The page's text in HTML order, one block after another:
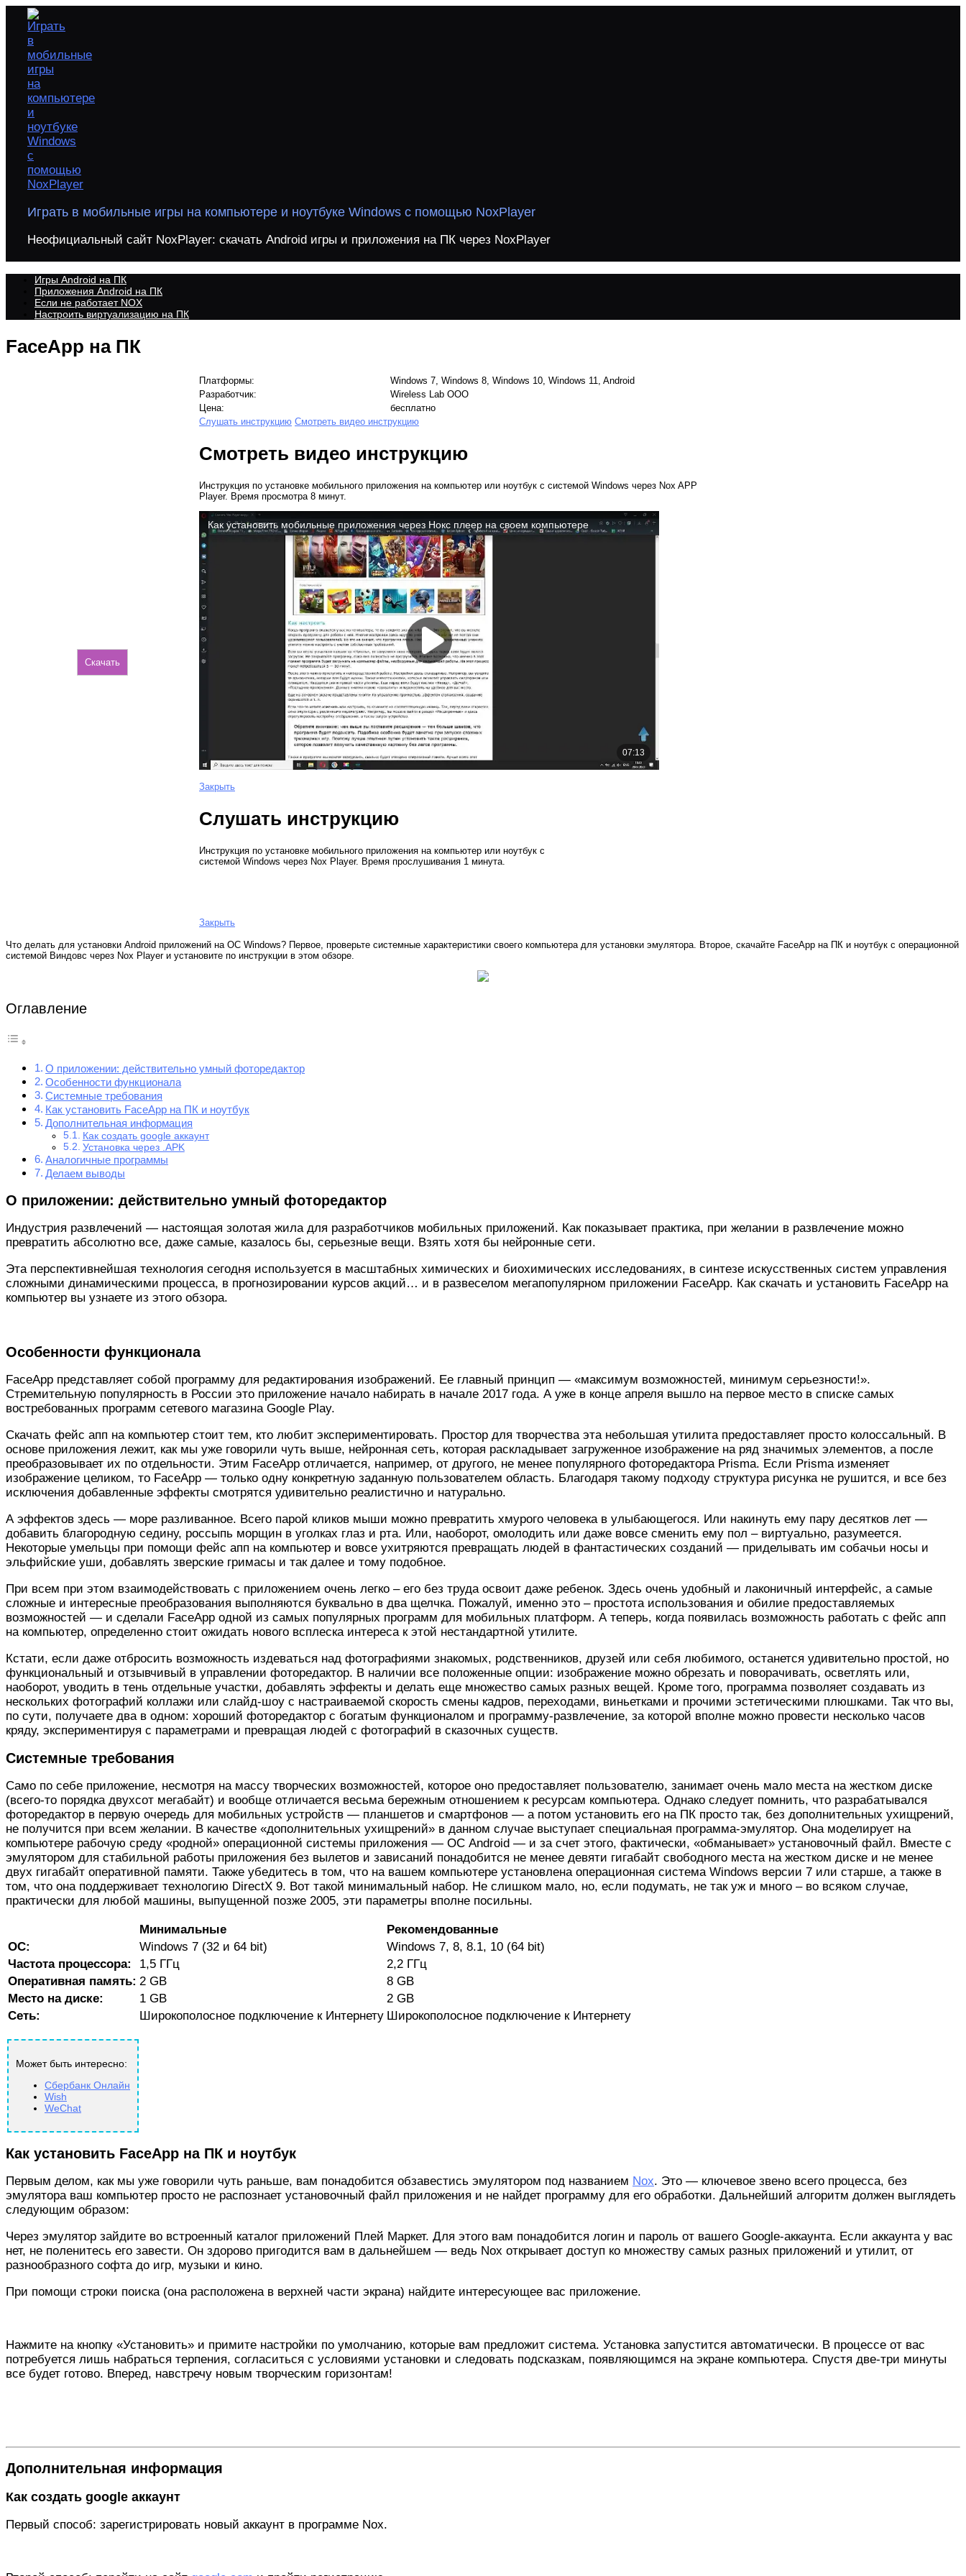
Перейти
содержимому
Играть в мобильные игры на компьютере и ноутбуке Windows с помощью NoxPlayer
Неофициальный сайт NoxPlayer: скачать Android игры и приложения на ПК через NoxPlayer
Игры Android на ПК
Приложения Android на ПК
Если не работает NOX
Настроить виртуализацию на ПК
FaceApp на ПК
Скачать
Платформы:
Windows 7, Windows 8, Windows 10, Windows 11, Android
Разработчик:
Wireless Lab OOO
Цена:
бесплатно
Слушать инструкцию Смотреть видео инструкцию
Смотреть видео инструкцию
Инструкция по установке мобильного приложения на компьютер или ноутбук с системой Windows через Nox APP
Player. Время просмотра 8 минут.
Закрыть
Слушать инструкцию
Инструкция по установке мобильного приложения на компьютер или ноутбук с
системой Windows через Nox Player. Время прослушивания 1 минута.
Закрыть
Что делать для установки Android приложений на ОС Windows? Первое, проверьте системные характеристики своего компьютера для установки эмулятора. Второе, скачайте FaceApp на ПК и ноутбук с операционной
системой Виндовс через Nox Player и установите по инструкции в этом обзоре.
Оглавление
О приложении: действительно умный фоторедактор
Особенности функционала
Системные требования
Как установить FaceApp на ПК и ноутбук
Дополнительная информация
Как создать google аккаунт
Установка через .APK
Аналогичные программы
Делаем выводы
О приложении: действительно умный фоторедактор
Индустрия развлечений — настоящая золотая жила для разработчиков мобильных приложений. Как показывает практика, при желании в развлечение можно
превратить абсолютно все, даже самые, казалось бы, серьезные вещи. Взять хотя бы нейронные сети.
Эта перспективнейшая технология сегодня используется в масштабных химических и биохимических исследованиях, в синтезе искусственных систем управления
сложными динамическими процесса, в прогнозировании курсов акций… и в развеселом мегапопулярном приложении FaceApp. Как скачать и установить FaceApp на
компьютер вы узнаете из этого обзора.
Особенности функционала
FaceApp представляет собой программу для редактирования изображений. Ее главный принцип — «максимум возможностей, минимум серьезности!».
Стремительную популярность в России это приложение начало набирать в начале 2017 года. А уже в конце апреля вышло на первое место в списке самых
востребованных программ сетевого магазина Google Play.
Скачать фейс апп на компьютер стоит тем, кто любит экспериментировать. Простор для творчества эта небольшая утилита предоставляет просто колоссальный. В
основе приложения лежит, как мы уже говорили чуть выше, нейронная сеть, которая раскладывает загруженное изображение на ряд значимых элементов, а после
преобразовывает их по отдельности. Этим FaceApp отличается, например, от другого, не менее популярного фоторедактора Prisma. Если Prisma изменяет
изображение целиком, то FaceApp — только одну конкретную заданную пользователем область. Благодаря такому подходу структура рисунка не рушится, и все без
исключения добавленные эффекты смотрятся удивительно реалистично и натурально.
А эффектов здесь — море разливанное. Всего парой кликов мыши можно превратить хмурого человека в улыбающегося. Или накинуть ему пару десятков лет —
добавить благородную седину, россыпь морщин в уголках глаз и рта. Или, наоборот, омолодить или даже вовсе сменить ему пол – виртуально, разумеется.
Некоторые умельцы при помощи фейс апп на компьютер и вовсе ухитряются превращать людей в фантастических созданий — приделывать им собачьи носы и
эльфийские уши, добавлять зверские гримасы и так далее и тому подобное.
При всем при этом взаимодействовать с приложением очень легко – его без труда освоит даже ребенок. Здесь очень удобный и лаконичный интерфейс, а самые
сложные и интересные преобразования выполняются буквально в два щелчка. Пожалуй, именно это – простота использования и обилие предоставляемых
возможностей — и сделали FaceApp одной из самых популярных программ для мобильных платформ. А теперь, когда появилась возможность работать с фейс апп
на компьютер, определенно стоит ожидать нового всплеска интереса к этой нестандартной утилите.
Кстати, если даже отбросить возможность издеваться над фотографиями знакомых, родственников, друзей или себя любимого, останется удивительно простой, но
функциональный и отзывчивый в управлении фоторедактор. В наличии все положенные опции: изображение можно обрезать и поворачивать, осветлять или,
наоборот, уводить в тень отдельные участки, добавлять эффекты и делать еще множество самых разных вещей. Кроме того, программа позволяет создавать из
нескольких фотографий коллажи или слайд-шоу с настраиваемой скорость смены кадров, переходами, виньетками и прочими эстетическими плюшками. Так что вы,
по сути, получаете два в одном: хороший фоторедактор с богатым функционалом и программу-развлечение, за которой вполне можно провести несколько часов
кряду, экспериментируя с параметрами и превращая людей с фотографий в сказочных существ.
Системные требования
Само по себе приложение, несмотря на массу творческих возможностей, которое оно предоставляет пользователю, занимает очень мало места на жестком диске
(всего-то порядка двухсот мегабайт) и вообще отличается весьма бережным отношением к ресурсам компьютера. Однако следует помнить, что разрабатывался
фоторедактор в первую очередь для мобильных устройств — планшетов и смартфонов — а потом установить его на ПК просто так, без дополнительных ухищрений,
не получится при всем желании. В качестве «дополнительных ухищрений» в данном случае выступает специальная программа-эмулятор. Она моделирует на
компьютере рабочую среду «родной» операционной системы приложения — ОС Android — и за счет этого, фактически, «обманывает» установочный файл. Вместе с
эмулятором для стабильной работы приложения без вылетов и зависаний понадобится не менее девяти гигабайт свободного места на жестком диске и не менее
двух гигабайт оперативной памяти. Также убедитесь в том, что на вашем компьютере установлена операционная система Windows версии 7 или старше, а также в
том, что она поддерживает технологию DirectX 9. Вот такой минимальный набор. Не слишком мало, но, если подумать, не так уж и много – во всяком случае,
практически для любой машины, выпущенной позже 2005, эти параметры вполне посильны.
Минимальные
Рекомендованные
ОС:
Windows 7 (32 и 64 bit)
Windows 7, 8, 8.1, 10 (64 bit)
Частота процессора:
1,5 ГГц
2,2 ГГц
Оперативная память: 2 GB
8 GB
Место на диске:
1 GB
2 GB
Сеть:
Широкополосное подключение к Интернету Широкополосное подключение к Интернету
Может быть интересно:
Сбербанк Онлайн
Wish
WeChat
Как установить FaceApp на ПК и ноутбук
Первым делом, как мы уже говорили чуть раньше, вам понадобится обзавестись эмулятором под названием Nox. Это — ключевое звено всего процесса, без
эмулятора ваш компьютер просто не распознает установочный файл приложения и не найдет программу для его обработки. Дальнейший алгоритм должен выглядеть
следующим образом:
Через эмулятор зайдите во встроенный каталог приложений Плей Маркет. Для этого вам понадобится логин и пароль от вашего Google-аккаунта. Если аккаунта у вас
нет, не поленитесь его завести. Он здорово пригодится вам в дальнейшем — ведь Nox открывает доступ ко множеству самых разных приложений и утилит, от
разнообразного софта до игр, музыки и кино.
При помощи строки поиска (она расположена в верхней части экрана) найдите интересующее вас приложение.
Нажмите на кнопку «Установить» и примите настройки по умолчанию, которые вам предложит система. Установка запустится автоматически. В процессе от вас
потребуется лишь набраться терпения, согласиться с условиями установки и следовать подсказкам, появляющимся на экране компьютера. Спустя две-три минуты
все будет готово. Вперед, навстречу новым творческим горизонтам!
Дополнительная информация
Как создать google аккаунт
Первый способ: зарегистрировать новый аккаунт в программе Nox.